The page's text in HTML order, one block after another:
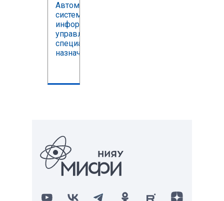
Автоматизированные
системы обработки
информации и
управления
специального
назначения